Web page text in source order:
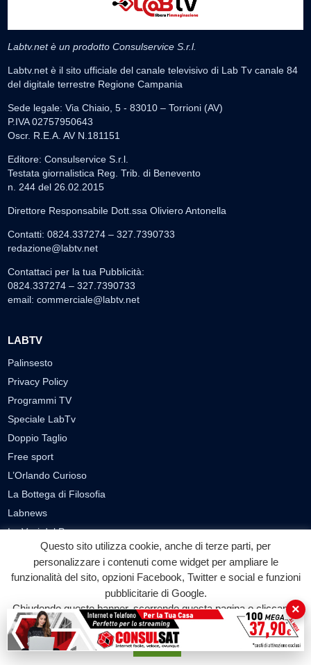
Labtv.net è un prodotto Consulservice S.r.l.
Labtv.net è il sito ufficiale del canale televisivo di Lab Tv canale 84
del digitale terrestre Regione Campania
Sede legale: Via Chiaio, 5 - 83010 – Torrioni (AV)
P.IVA 02757950643
Oscr. R.E.A. AV N.181151
Editore: Consulservice S.r.l.
Testata giornalistica Reg. Trib. di Benevento
n. 244 del 26.02.2015
Direttore Responsabile Dott.ssa Oliviero Antonella
Contatti: 0824.337274 – 327.7390733
redazione@labtv.net
Contattaci per la tua Pubblicità:
0824.337274 – 327.7390733
email: commerciale@labtv.net
LABTV
Palinsesto
Privacy Policy
Programmi TV
Speciale LabTv
Doppio Taglio
Free sport
L’Orlando Curioso
La Bottega di Filosofia
Labnews
Le Voci del Parco
Parliamo di…
Ricomincio da me
SEZIONI
Cronaca
Politica
Questo sito utilizza cookie, anche di terze parti, per
personalizzare i contenuti come widget per ampliare le
funzionalità del sito, opzioni Facebook, Twitter e social e funzioni
pubblicitarie di Google.
Chiudendo questo banner, scorrendo questa pagina o cliccando
su qualunque suo elemento acconsenti all'uso dei cookie.
Accetta
×